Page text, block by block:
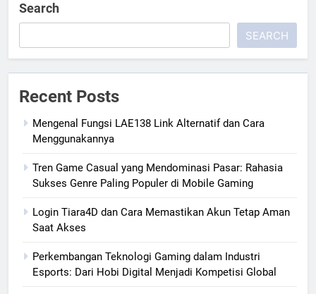
Search
SEARCH
Recent Posts
Mengenal Fungsi LAE138 Link Alternatif dan Cara
Menggunakannya
Tren Game Casual yang Mendominasi Pasar: Rahasia
Sukses Genre Paling Populer di Mobile Gaming
Login Tiara4D dan Cara Memastikan Akun Tetap Aman
Saat Akses
Perkembangan Teknologi Gaming dalam Industri
Esports: Dari Hobi Digital Menjadi Kompetisi Global